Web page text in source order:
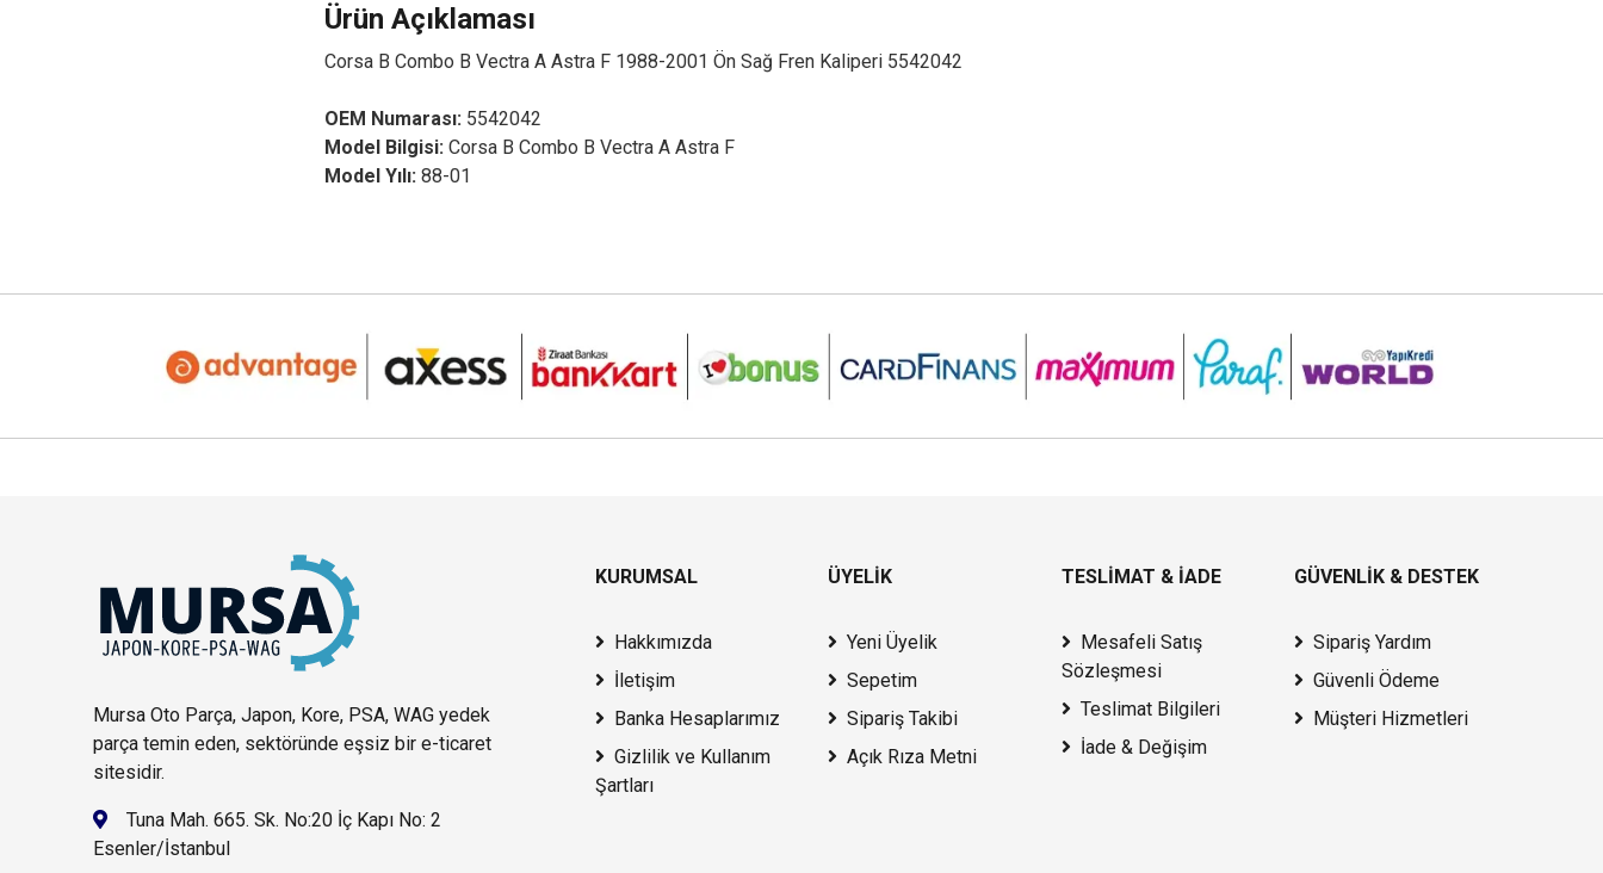
Ürün Açıklaması
Corsa B Combo B Vectra A Astra F 1988-2001 Ön Sağ Fren Kaliperi 5542042
OEM Numarası: 5542042
Model Bilgisi: Corsa B Combo B Vectra A Astra F
Model Yılı: 88-01
Mursa Oto Parça, Japon, Kore, PSA, WAG yedek
parça temin eden, sektöründe eşsiz bir e-ticaret
sitesidir.
Tuna Mah. 665. Sk. No:20 İç Kapı No: 2
Esenler/İstanbul
KURUMSAL
Hakkımızda
İletişim
Banka Hesaplarımız
Gizlilik ve Kullanım
Şartları
ÜYELİK
Yeni Üyelik
Sepetim
Sipariş Takibi
Açık Rıza Metni
TESLİMAT & İADE
Mesafeli Satış
Sözleşmesi
Teslimat Bilgileri
İade & Değişim
GÜVENLİK & DESTEK
Sipariş Yardım
Güvenli Ödeme
Müşteri Hizmetleri